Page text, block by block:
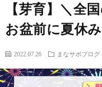
【芽育】＼全
お盆前に夏休
2022.07.26 まなサポブログ